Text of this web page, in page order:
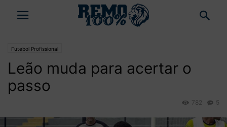
Futebol Profissional
Leão muda para acertar o
passo
5
782